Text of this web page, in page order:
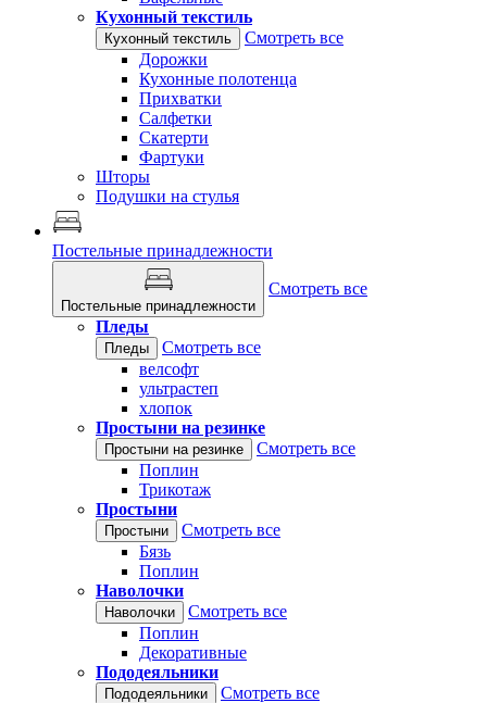
Кухонный текстиль
Кухонный текстиль
Смотреть все
Дорожки
Кухонные полотенца
Прихватки
Салфетки
Скатерти
Фартуки
Шторы
Подушки на стулья
Постельные принадлежности
Постельные принадлежности
Смотреть все
Пледы
Пледы
Смотреть все
велсофт
ультрастеп
хлопок
Простыни на резинке
Простыни на резинке
Смотреть все
Поплин
Трикотаж
Простыни
Простыни
Смотреть все
Бязь
Поплин
Наволочки
Наволочки
Смотреть все
Поплин
Декоративные
Пододеяльники
Пододеяльники
Смотреть все